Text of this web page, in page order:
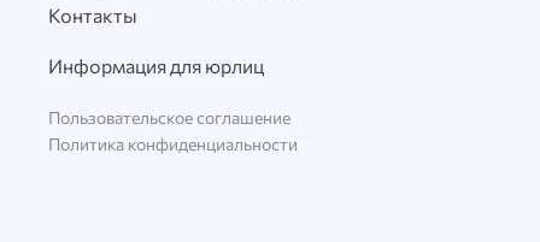
Контакты
Информация для юрлиц
Пользовательское соглашение
Политика конфиденциальности